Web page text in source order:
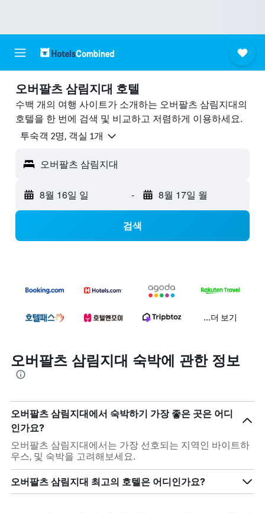
오버팔츠 삼림지대 호텔
수백 개의 여행 사이트가 소개하는 오버팔츠 삼림지대의
호텔을 한 번에 검색 및 비교하고 저렴하게 이용하세요.
​투숙객 2​명, ​객실 1개
오버팔츠 삼림지대
8월 16일 일 - 8월 17일 월
검색
...더 보기
오버팔츠 삼림지대 숙박에 관한 정보
오버팔츠 삼림지대에서 숙박하기 가장 좋은 곳은 어디
인가요?
오버팔츠 삼림지대에서는 가장 선호되는 지역인 바이트하
우스, 및 숙박을 고려해보세요.
오버팔츠 삼림지대 최고의 호텔은 어디인가요?